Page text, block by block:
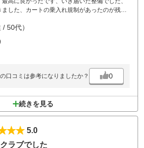
した、カートの乗入れ規制があったのが残念
/ 50代）
口コミは参考になりましたか？ 0
続きを見る
5.0
ラブでした